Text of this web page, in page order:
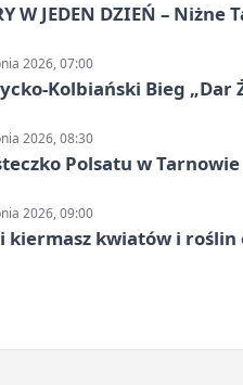
W JEDEN DZIEŃ – Niżne
2026, 07:00
Kolbiański Bieg „Dar
2026, 08:30
Polsatu w Tarnowie
2026, 09:00
kiermasz kwiatów i